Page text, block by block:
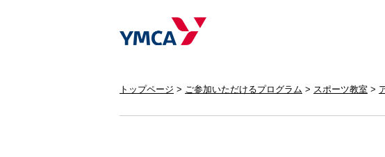
トップページ ご参加いただけるプログラム スポーツ教室